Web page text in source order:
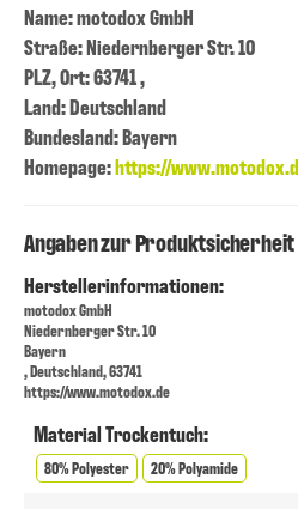
Name: motodox GmbH
Straße: Niedernberger Str. 10
PLZ, Ort: 63741 ,
Land: Deutschland
Bundesland: Bayern
Homepage:https://
Angaben zur Produktsicherheit
Herstellerinformationen:
motodox GmbH
Niedernberger Str. 10
Bayern
, Deutschland, 63741
https://www.motodox.de
Material Trockentuch:
80% Polyester 20% Polyamide